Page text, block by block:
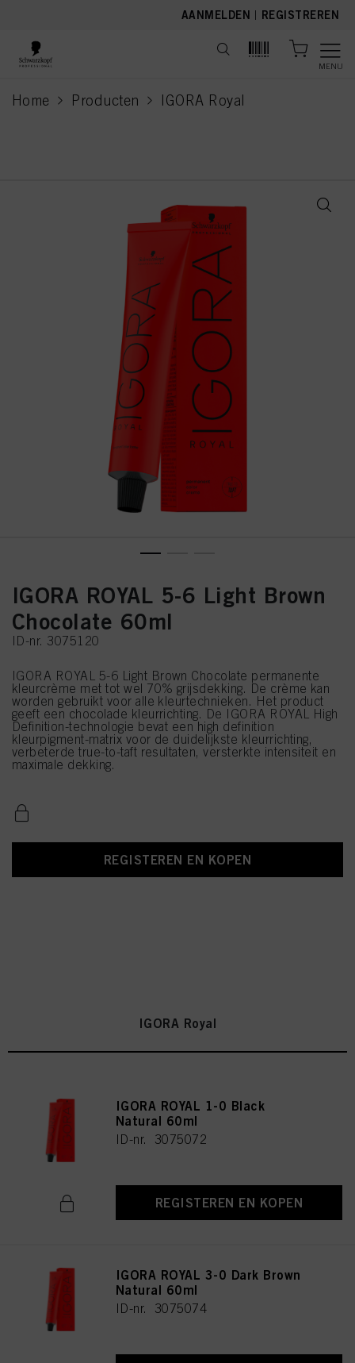
AANMELDEN | REGISTREREN
MENU
Home Producten IGORA Royal
current page
IGORA ROYAL 5-6 Light Brown
Chocolate 60ml
ID-nr. 3075120
IGORA ROYAL 5-6 Light Brown Chocolate permanente
kleurcrème met tot wel 70% grijsdekking. De crème kan
worden gebruikt voor alle kleurtechnieken. Het product
geeft een chocolade kleurrichting. De IGORA ROYAL High
Definition-technologie bevat een high definition
kleurpigment-matrix voor de duidelijkste kleurrichting,
verbeterde true-to-taft resultaten, versterkte intensiteit en
maximale dekking.
REGISTEREN EN KOPEN
IGORA Royal
IGORA ROYAL 1-0 Black
Natural 60ml
ID-nr. 3075072
REGISTEREN EN KOPEN
IGORA ROYAL 3-0 Dark Brown
Natural 60ml
ID-nr. 3075074